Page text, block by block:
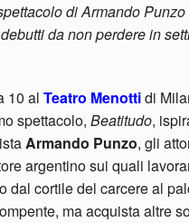
di Armando
da non perdere in
10 al Teatro Menottidi
spettacolo, Beatitudo,
Armando Punzo, gli
argentino sui quali
dal cortile del carcere al
ma acquista altre